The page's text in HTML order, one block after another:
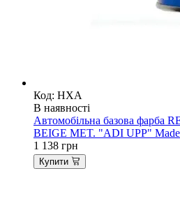
Код: HXA
В наявності
Автомобільна базова фарба
BEIGE MET. "ADI UPP"
1 138 грн
Купити